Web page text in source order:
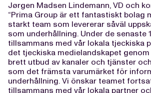
Jørgen Madsen Lindemann, VD och
“Prima Group är ett fantastiskt bolag
starkt team som levererar såväl
som underhållning. Under de senaste
tillsammans med vår lokala tjeckiska
det tjeckiska medielandskapet
brett utbud av kanaler och tjänster
som det främsta varumärket för
underhållning. Vi önskar teamet
tillsammans med vår lokala partner